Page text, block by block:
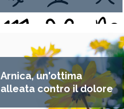
Arnica, un'ottima
alleata contro il dolore